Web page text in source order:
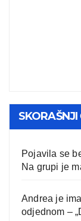
SKORAŠNJI
Pojavila se
Na grupi je
Andrea je
odjednom –